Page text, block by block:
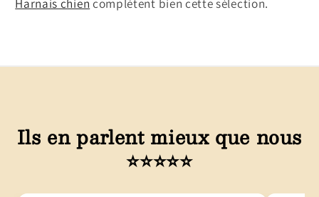
Harnais chien complètent bien cette sélection.
Ils en parlent mieux que nous
⭐⭐⭐⭐⭐